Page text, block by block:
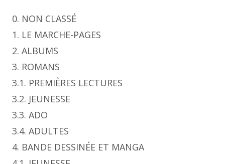
0. NON CLASSÉ
1. LE MARCHE-PAGES
2. ALBUMS
3. ROMANS
3.1. PREMIÈRES LECTURES
3.2. JEUNESSE
3.3. ADO
3.4. ADULTES
4. BANDE DESSINÉE ET MANGA